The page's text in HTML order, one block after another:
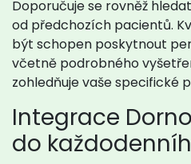
Doporučuje se rovněž
od předchozích pacientů.
být schopen poskytnout
včetně podrobného
zohledňuje vaše specifické
Integrace
do